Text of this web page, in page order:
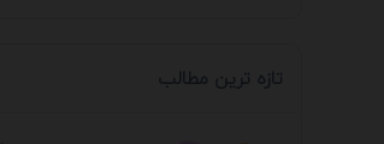
تازه ترین مطالب